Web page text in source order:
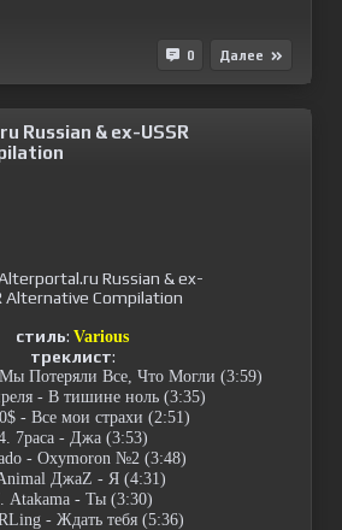
0 Далее
Russian & ex-USSR
стиль: Various
треклист:
Потеряли Все, Что Могли (3:59)
- В тишине ноль (3:35)
- Все мои страхи (2:51)
7раса - Джа (3:53)
- Oxymoron №2 (3:48)
ДжаZ - Я (4:31)
Atakama - Ты (3:30)
- Ждать тебя (5:36)